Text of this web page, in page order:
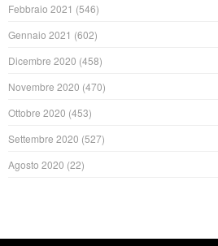
Febbraio 2021 (546)
Gennaio 2021 (602)
Dicembre 2020 (458)
Novembre 2020 (470)
Ottobre 2020 (453)
Settembre 2020 (527)
Agosto 2020 (22)